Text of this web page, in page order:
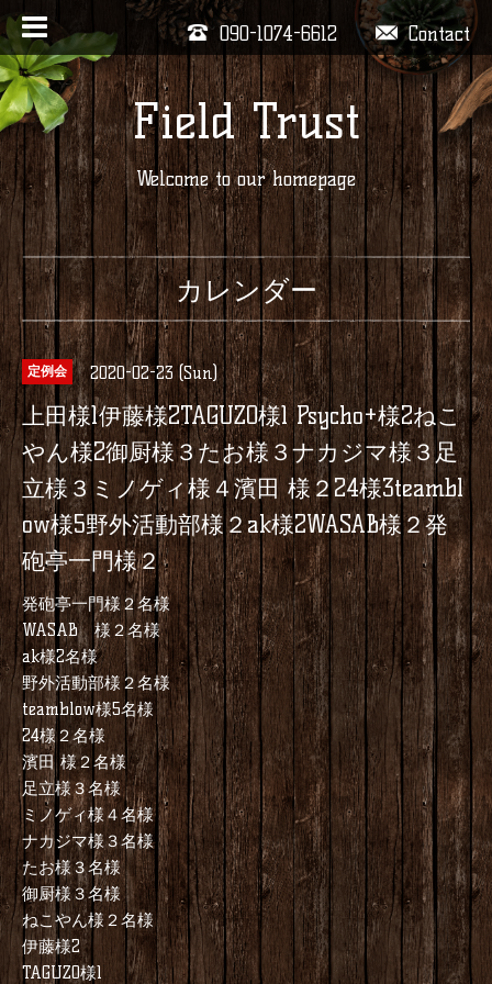
Contact
090-1074-6612
Field Trust
Welcome to our homepage
カレンダー
定例会 2020-02-23 (Sun)
上田様1伊藤様2TAGUZO様1 Psycho+様2ねこ
やん様2御厨様３たお様３ナカジマ様３足
立様３ミノゲィ様４濱田 様２24様3teambl
ow様5野外活動部様２ak様2WASAB様２発
砲亭一門様２
発砲亭一門様２名様
WASAB 様２名様
ak様2名様
野外活動部様２名様
teamblow様5名様
24様２名様
濱田 様２名様
足立様３名様
ミノゲィ様４名様
ナカジマ様３名様
たお様３名様
御厨様３名様
ねこやん様２名様
伊藤様2
TAGUZO様1